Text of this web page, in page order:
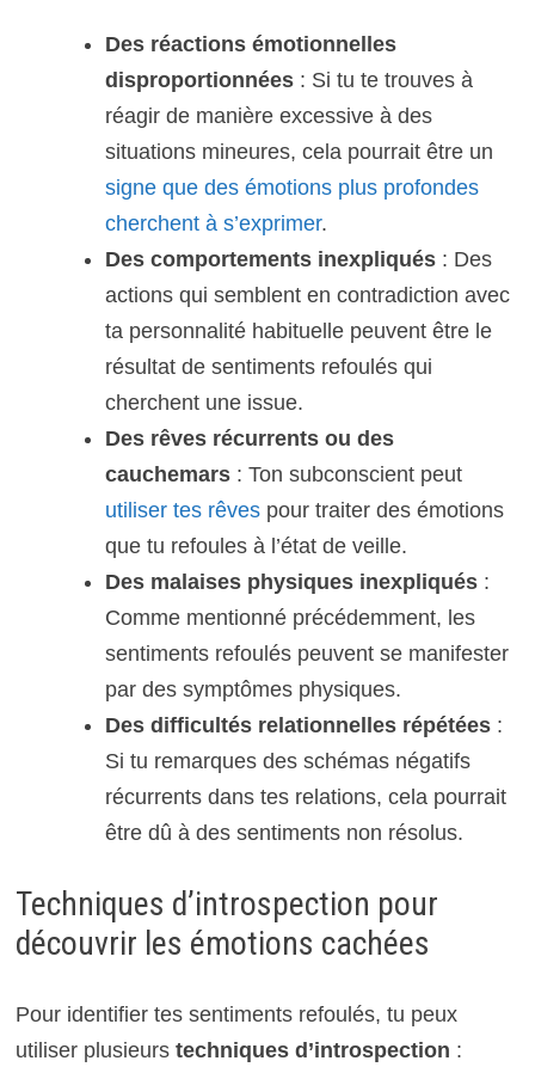
Des réactions émotionnelles
disproportionnées: Si tu te trouves à
réagir de manière excessive à des
situations mineures, cela pourrait être un
signe que des émotions plus profondes
cherchent à s’exprimer.
Des comportements inexpliqués: Des
actions qui semblent en contradiction avec
ta personnalité habituelle peuvent être le
résultat de sentiments refoulés qui
cherchent une issue.
Des rêves récurrents ou des
cauchemars: Ton subconscient peut
utiliser tes rêvespour traiter des émotions
que tu refoules à l’état de veille.
Des malaises physiques inexpliqués:
Comme mentionné précédemment, les
sentiments refoulés peuvent se manifester
par des symptômes physiques.
Des difficultés relationnelles répétées:
Si tu remarques des schémas négatifs
récurrents dans tes relations, cela pourrait
être dû à des sentiments non résolus.
Techniques d’introspection pour
découvrir les émotions cachées
Pour identifier tes sentiments refoulés, tu peux
utiliser plusieurs techniques d’introspection :